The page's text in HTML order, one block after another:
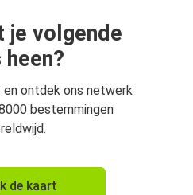
je volgende
heen?
en ontdek ons netwerk
bestemmingen
de kaart